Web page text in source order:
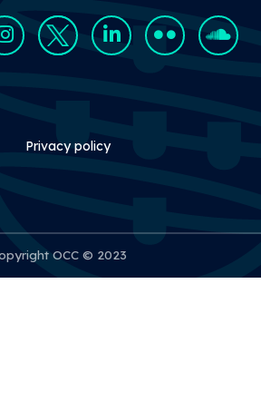
Privacy policy
OCC © 2023